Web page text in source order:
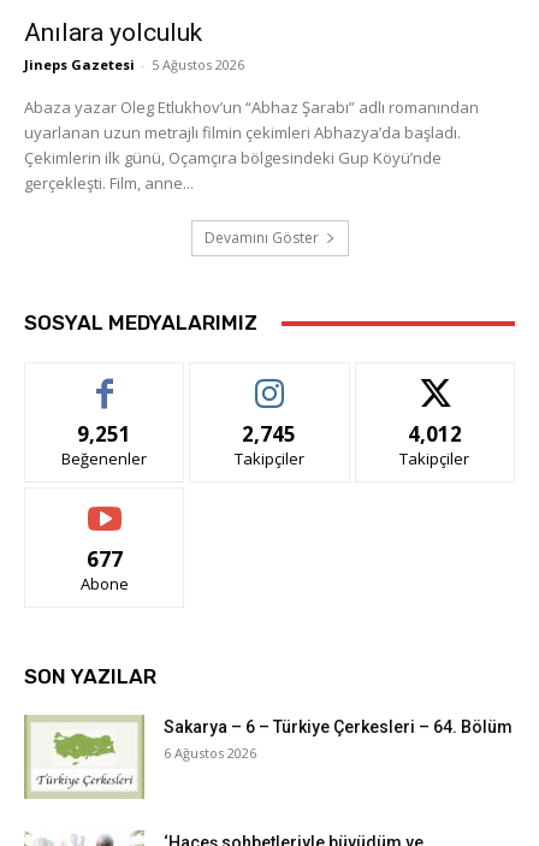
Anılara yolculuk
Jineps Gazetesi - 5 Ağustos 2026
Abaza yazar Oleg Etlukhov’un “Abhaz Şarabı” adlı romanından
uyarlanan uzun metrajlı filmin çekimleri Abhazya’da başladı.
Çekimlerin ilk günü, Oçamçıra bölgesindeki Gup Köyü’nde
gerçekleşti. Film, anne...
Devamını Göster
SOSYAL MEDYALARIMIZ
9,251
Beğenenler
2,745
Takipçiler
4,012
Takipçiler
677
Abone
SON YAZILAR
Sakarya – 6 – Türkiye Çerkesleri – 64. Bölüm
6 Ağustos 2026